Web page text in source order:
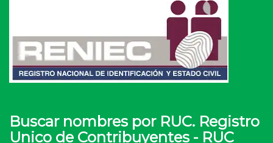
Buscar nombres por RUC. Registro
Unico de Contribuyentes - RUC